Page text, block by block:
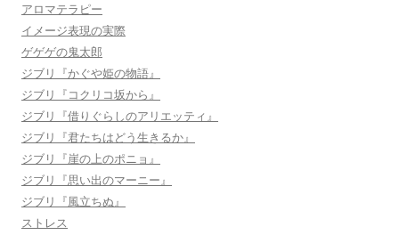
アロマテラピー
イメージ表現の実際
ゲゲゲの鬼太郎
ジブリ『かぐや姫の物語』
ジブリ『コクリコ坂から』
ジブリ『借りぐらしのアリエッティ』
ジブリ『君たちはどう生きるか』
ジブリ『崖の上のポニョ』
ジブリ『思い出のマーニー』
ジブリ『風立ちぬ』
ストレス